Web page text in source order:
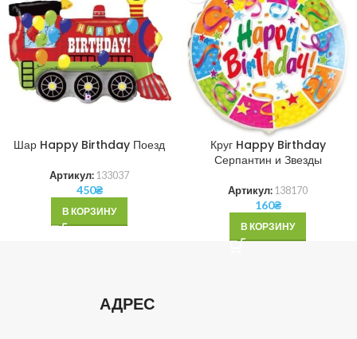
Шар Happy Birthday Поезд
Артикул: 133037
450₴
В КОРЗИНУ
Круг Happy Birthday
Серпантин и Звезды
Артикул: 138170
160₴
В КОРЗИНУ
АДРЕС